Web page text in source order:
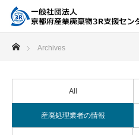
ホーム
Archives
All
産廃処理業者の情報